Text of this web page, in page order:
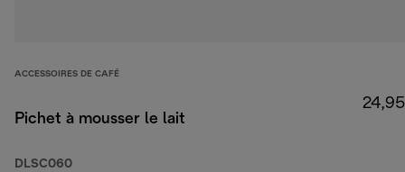
ACCESSOIRES DE CAFÉ
Pichet à mousser le lait
DLSC060